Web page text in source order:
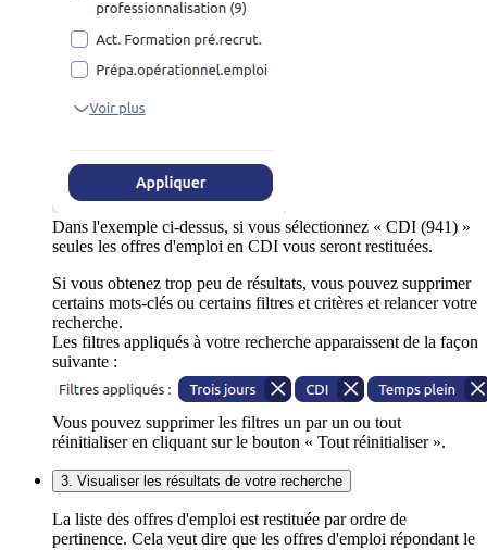
Dans l'exemple ci-dessus, si vous sélectionnez « CDI (941) »
seules les offres d'emploi en CDI vous seront restituées.
Si vous obtenez trop peu de résultats, vous pouvez supprimer
certains mots-clés ou certains filtres et critères et relancer votre
recherche.
Les filtres appliqués à votre recherche apparaissent de la façon
suivante :
Vous pouvez supprimer les filtres un par un ou tout
réinitialiser en cliquant sur le bouton « Tout réinitialiser ».
3. Visualiser les résultats de votre recherche
La liste des offres d'emploi est restituée par ordre de
pertinence. Cela veut dire que les offres d'emploi répondant le